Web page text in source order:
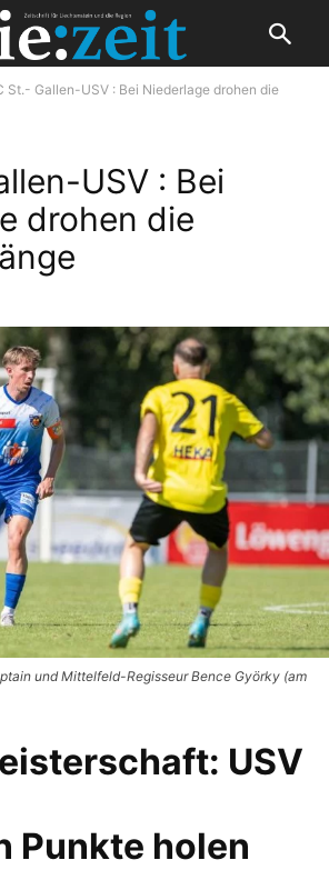
St.- Gallen-USV : Bei Niederlage drohen die
USV : Bei
drohen die
und Mittelfeld-Regisseur Bence Györky (am
USV
Punkte holen